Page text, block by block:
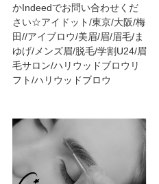
かIndeedでお問い合わせくだ
さい☆アイドット/東京/大阪/梅
田//アイブロウ/美眉/眉/眉毛/ま
ゆげ/メンズ眉/脱毛/学割U24/眉
毛サロン/ハリウッドブロウリ
フト/ハリウッドブロウ